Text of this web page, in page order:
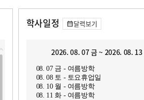
학사일정 달력보기
2026. 08. 07 금 ~ 2026. 08. 13
08. 07 금 - 여름방학
08. 08 토 - 토요휴업일
08. 10 월 - 여름방학
08. 11 화 - 여름방학